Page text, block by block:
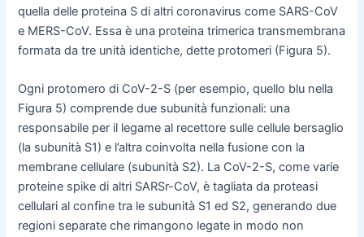
quella delle proteina S di altri coronavirus come SARS-CoV
e MERS-CoV. Essa è una proteina trimerica transmembrana
formata da tre unità identiche, dette protomeri (Figura 5).
Ogni protomero di CoV-2-S (per esempio, quello blu nella
Figura 5) comprende due subunità funzionali: una
responsabile per il legame al recettore sulle cellule bersaglio
(la subunità S1) e l’altra coinvolta nella fusione con la
membrane cellulare (subunità S2). La CoV-2-S, come varie
proteine spike di altri SARSr-CoV, è tagliata da proteasi
cellulari al confine tra le subunità S1 ed S2, generando due
regioni separate che rimangono legate in modo non